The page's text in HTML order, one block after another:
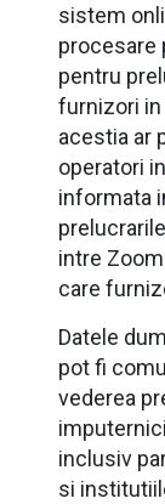
sistem
procesare
pentru
furnizori in
acestia ar
operatori
informata
intre
care
Datele
pot fi
vederea
inclusiv
si